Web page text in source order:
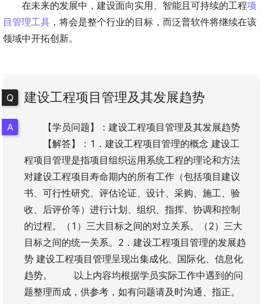
在未来的发展中，建设面向实用、智能且可持续的工程项
目管理工具 ，将会是整个行业的目标，而泛普软件将继续在该
领域中开拓创新。
建设工程项目管理及其发展趋势
【学员问题】：建设工程项目管理及其发展趋势
【解答】：1．建设工程项目管理的概念 建设工
程项目管理是指项目组织运用系统工程的理论和方法
对建设工程项目寿命期内的所有工作（包括项目建议
书、可行性研究、评估论证、设计、采购、施工、验
收、后评价等）进行计划、组织、指挥、协调和控制
的过程。（1）三大目标之间的对立关系。（2）三大
目标之间的统一关系。2．建设工程项目管理的发展趋
势 建设工程项目管理呈现出集成化、国际化、信息化
趋势。 以上内容均根据学员实际工作中遇到的问
题整理而成，供参考，如有问题请及时沟通、指正。